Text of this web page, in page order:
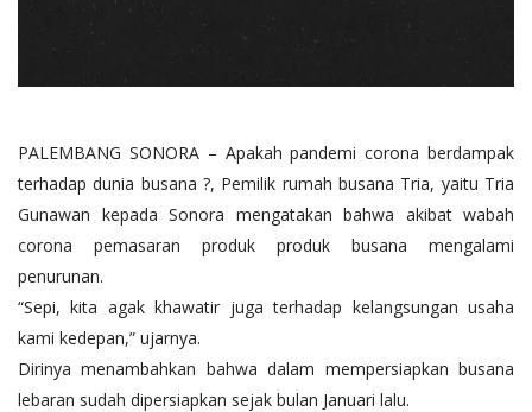
PALEMBANG SONORA – Apakah pandemi corona berdampak
terhadap dunia busana ?, Pemilik rumah busana Tria, yaitu Tria
Gunawan kepada Sonora mengatakan bahwa akibat wabah
corona pemasaran produk produk busana mengalami
penurunan.
“Sepi, kita agak khawatir juga terhadap kelangsungan usaha
kami kedepan,” ujarnya.
Dirinya menambahkan bahwa dalam mempersiapkan busana
lebaran sudah dipersiapkan sejak bulan Januari lalu.